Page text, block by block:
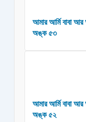
আমার আর্মি বাবা আর
অঙ্ক ৫৩
আমার আর্মি বাবা আর
অঙ্ক ৫২